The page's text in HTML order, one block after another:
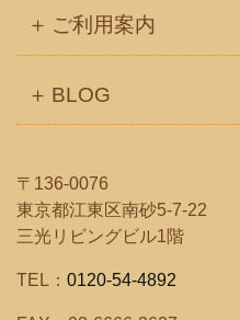
ご利用案内
BLOG
〒136-0076
東京都江東区南砂5-7-22
三光リビングビル1階
TEL： 0120-54-4892